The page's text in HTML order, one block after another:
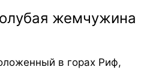
жемчужина
в горах Риф,